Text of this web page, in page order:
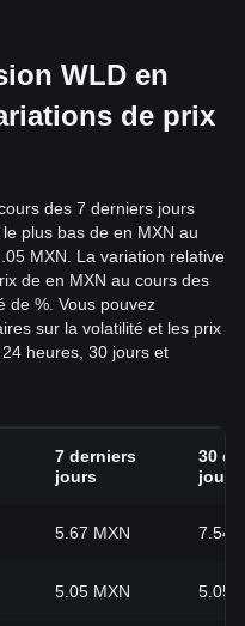
WLD en
de prix
des 7 derniers jours
plus bas de en MXN au
MXN. La variation relative
de en MXN au cours des
de %. Vous pouvez
sur la volatilité et les prix
heures, 30 jours et
7 derniers
jours
30
jours
5.67 MXN 7.54
5.05 MXN 5.05